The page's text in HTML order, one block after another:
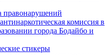
правонарушений
комиссия в
города Бодайбо и
стикеры